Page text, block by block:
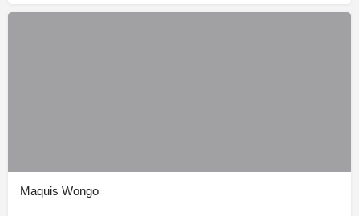
Maquis Wongo